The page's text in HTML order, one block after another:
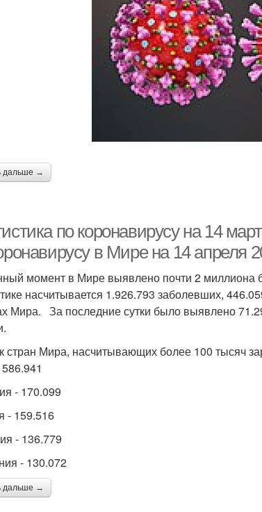
дальше →
по коронавирусу на 14
в Мире на 14 апреля
момент в Мире выявлено почти 2
насчитывается 1.926.793 заболевших,
Мира. За последние сутки было выявлено
стран Мира, насчитывающих более 100 тысяч
- 170.099
- 159.516
- 136.779
- 130.072
дальше →